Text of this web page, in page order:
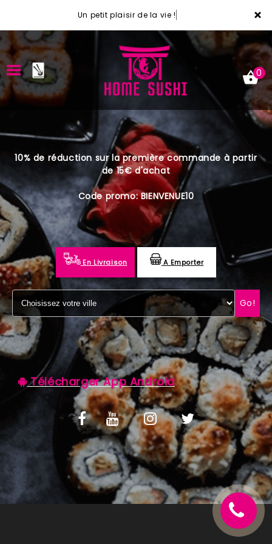
×
Un petit plaisir de la vie !
ACCUEIL
VOTRE COMPTE
NOTRE RESTAURANT
VOS AVIS
MENTIONS LÉGALES
C.G.V
0
10% de réduction sur la première commande à partir
de 15€ d'achat
Code promo: BIENVENUE10
En Livraison A Emporter
Go!
Télécharger App Android